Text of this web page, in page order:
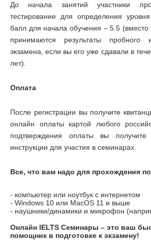
До начала занятий участники
тестирование для определения
балл для начала обучения – 5.5 (вместо
принимаются результаты пробного
экзамена, если вы его уже сдавали в
лет).
Оплата
После регистрации вы получите
онлайн оплаты картой любого
подтверждения оплаты вы
инструкции для участия в семинарах.
Все, что вам надо для прохождения
- компьютер или ноутбук с интернетом
- Windows 10 или MacOS 11 и выше
- наушники/динамики и микрофон
Онлайн IELTS Семинары – это ваш
помощник в подготовке к экзамену!